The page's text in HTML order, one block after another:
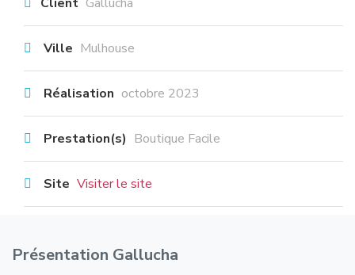
Ville Mulhouse
Réalisation octobre 2023
Prestation(s) Boutique Facile
Site Visiter le site
Présentation Gallucha